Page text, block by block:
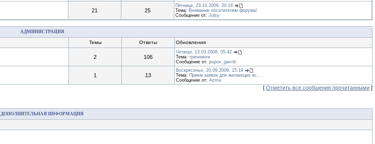
21 25
Пятница, 23.10.2009, 20:18
Тема: Внимание посетителям форума!
Сообщение от: Julsy
АДМИНИСТРАЦИЯ
Темы Ответы Обновления
2 106
Четверг, 13.03.2008, 05:42
Тема: треннинги
Сообщение от: popov_gavriil
1 13
Воскресенье, 20.09.2009, 15:19
Тема: Прием заявок для желающих вс...
Сообщение от: Azma
[ Отметить все сообщения прочитанными ]
ДОПОЛНИТЕЛЬНАЯ ИНФОРМАЦИЯ